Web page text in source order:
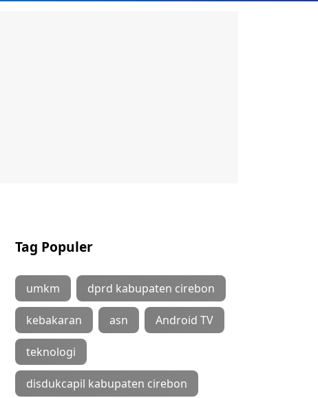
Tag Populer
umkm dprd kabupaten cirebon
kebakaran asn Android TV
teknologi
disdukcapil kabupaten cirebon